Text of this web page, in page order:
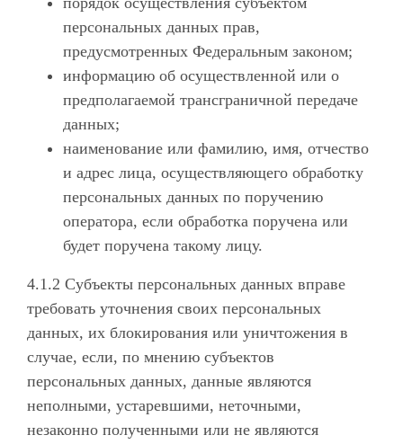
персональных данных прав,
предусмотренных Федеральным законом;
информацию об осуществленной или о
предполагаемой трансграничной передаче
данных;
наименование или фамилию, имя, отчество
и адрес лица, осуществляющего обработку
персональных данных по поручению
оператора, если обработка поручена или
будет поручена такому лицу.
4.1.2 Субъекты персональных данных вправе
требовать уточнения своих персональных
данных, их блокирования или уничтожения в
случае, если, по мнению субъектов
персональных данных, данные являются
неполными, устаревшими, неточными,
незаконно полученными или не являются